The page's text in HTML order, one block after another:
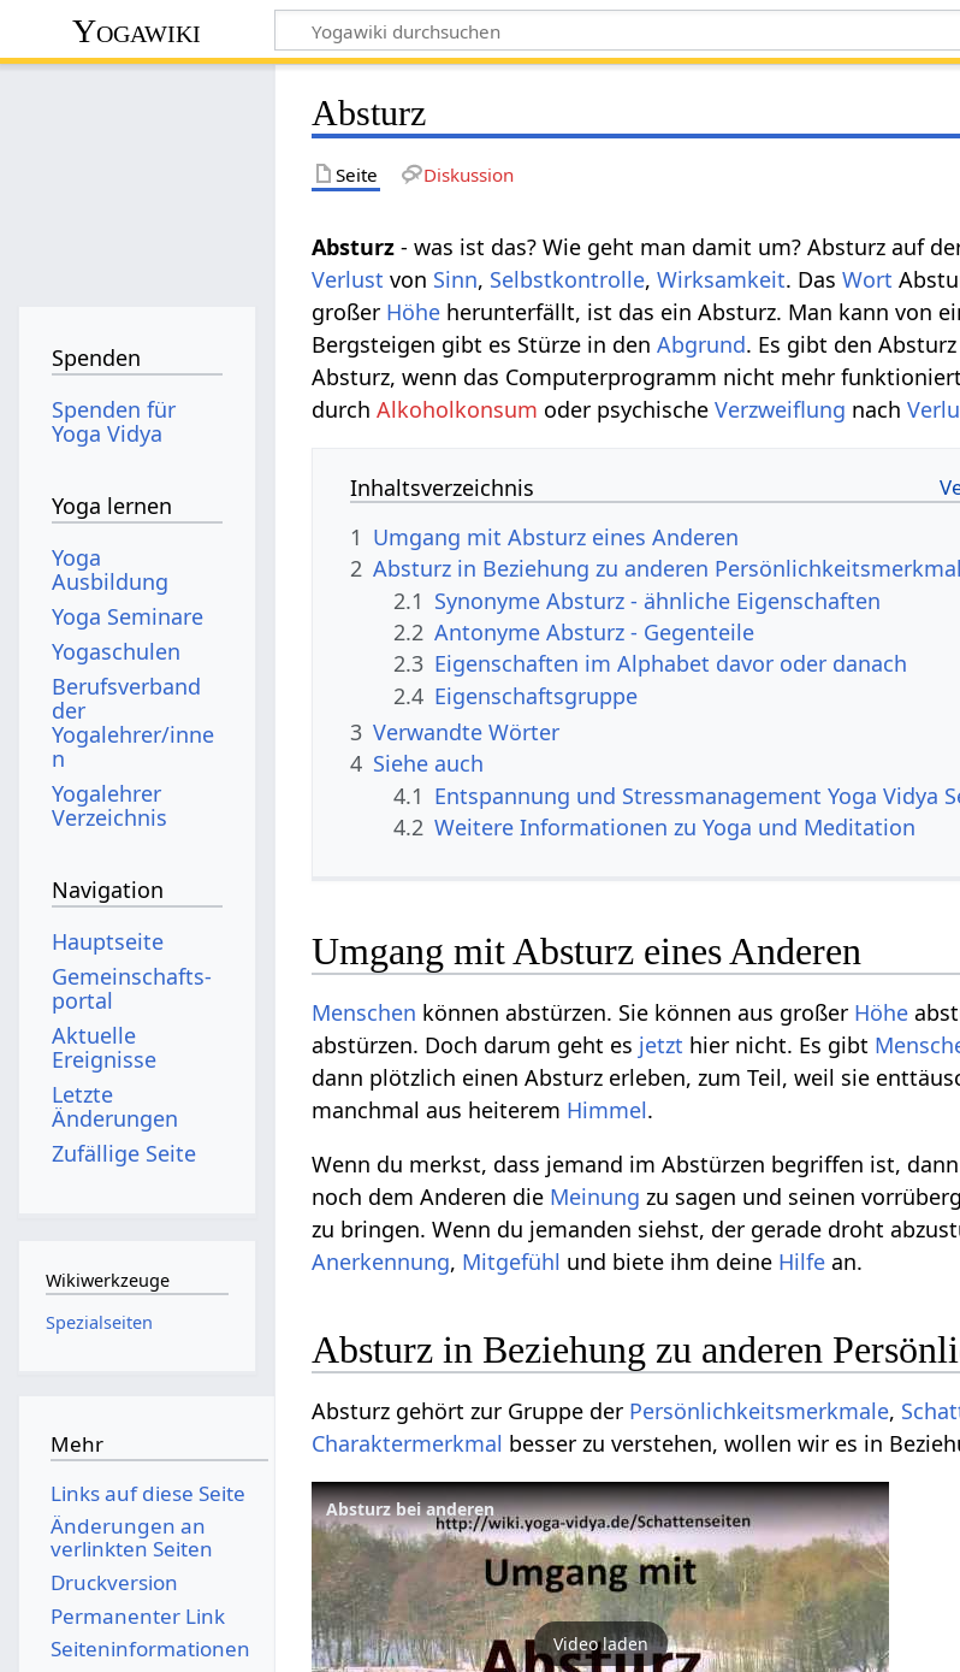
Yogawiki
Absturz
Seite Diskussion
Absturz - was ist das? Wie geht man damit um? Absturz auf
Verlust von Sinn, Selbstkontrolle,Wirksamkeit. DasWort
großer Höhe herunterfällt, ist das ein Absturz. Man kann von
Bergsteigen gibt es Stürze in denAbgrund. Es gibt den
Absturz, wenn das Computerprogramm nicht mehr
durchAlkoholkonsum oder psychischeVerzweiflung nach
Inhaltsverzeichnis
1 Umgang mit Absturz eines Anderen
2 Absturz in Beziehung zu anderen
2.1 Synonyme Absturz - ähnliche Eigenschaften
2.2 Antonyme Absturz - Gegenteile
2.3 Eigenschaften im Alphabet davor oder danach
2.4 Eigenschaftsgruppe
3 Verwandte Wörter
4 Siehe auch
4.1 Entspannung und Stressmanagement Yoga Vidya
4.2 Weitere Informationen zu Yoga und Meditation
Umgang mit Absturz eines Anderen
Menschen können abstürzen. Sie können aus großer Höhe
abstürzen. Doch darum geht es jetzt hier nicht. Es gibt
dann plötzlich einen Absturz erleben, zum Teil, weil sie
manchmal aus heiterem Himmel.
Wenn du merkst, dass jemand im Abstürzen begriffen ist,
noch dem Anderen die Meinung zu sagen und seinen
zu bringen. Wenn du jemanden siehst, der gerade droht
Anerkennung, Mitgefühl und biete ihm deine Hilfe an.
Absturz in Beziehung zu anderen
Absturz gehört zur Gruppe der Persönlichkeitsmerkmale,
Charaktermerkmal besser zu verstehen, wollen wir es in
Absturz bei anderen
Video laden
Spenden
Spenden für
Yoga Vidya
Yoga lernen
Yoga
Ausbildung
Yoga Seminare
Yogaschulen
Berufsverband
der
Yogalehrer/inne
n
Yogalehrer
Verzeichnis
Navigation
Hauptseite
Gemeinschafts­
portal
Aktuelle
Ereignisse
Letzte
Änderungen
Zufällige Seite
Wikiwerkzeuge
Spezialseiten
Mehr
Links auf diese Seite
Änderungen an
verlinkten Seiten
Druckversion
Permanenter Link
Seiten­­informationen